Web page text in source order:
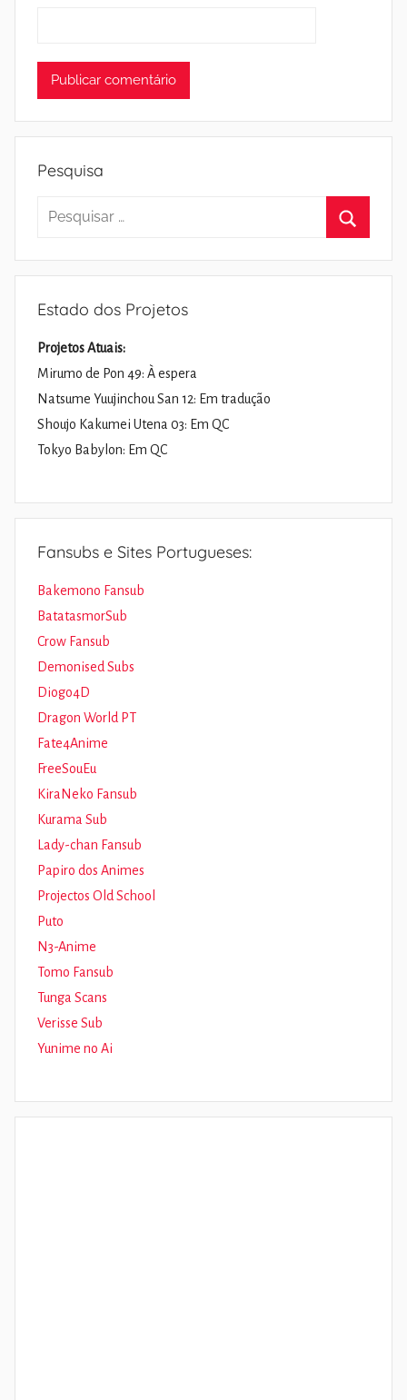
Pesquisa
Pesquisar
Estado dos Projetos
Projetos Atuais:
Mirumo de Pon 49: À espera
Natsume Yuujinchou San 12: Em tradução
Shoujo Kakumei Utena 03: Em QC
Tokyo Babylon: Em QC
Fansubs e Sites Portugueses:
Bakemono Fansub
BatatasmorSub
Crow Fansub
Demonised Subs
Diogo4D
Dragon World PT
Fate4Anime
FreeSouEu
KiraNeko Fansub
Kurama Sub
Lady-chan Fansub
Papiro dos Animes
Projectos Old School
Puto
N3-Anime
Tomo Fansub
Tunga Scans
Verisse Sub
Yunime no Ai